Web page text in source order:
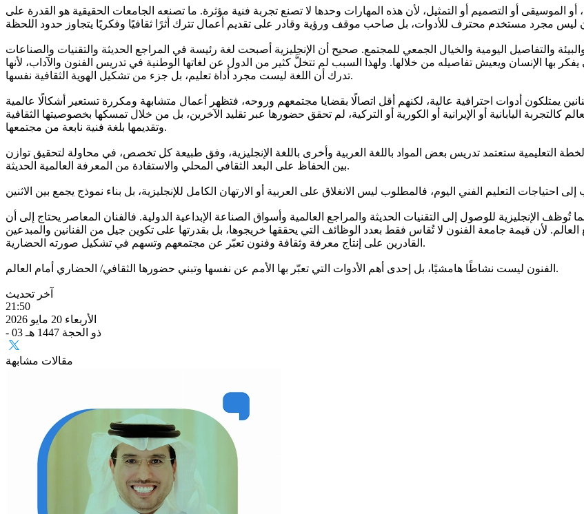
الموسيقى أو التصميم أو التمثيل، لأن هذه المهارات وحدها لا تصنع تجربة فنية مؤثرة. ما تصنعه الجامعات الحقيقية هو القدرة على
والتفاصيل اليومية والخيال الجمعي للمجتمع. صحيح أن الإنجليزية أصبحت لغة رئيسة في المراجع الحديثة والتقنيات والصناعات
يفكر بها الإنسان ويعيش تفاصيله من خلالها. ولهذا السبب لم تتخلَّ كثير من الدول عن لغاتها الوطنية في تدريس الفنون والآداب، لأنها
تدرك أن اللغة ليست مجرد أداة تعليم، بل جزء من تشكيل الهوية الثقافية نفسها.
يمتلكون أدوات احترافية عالية، لكنهم أقل اتصالًا بقضايا مجتمعهم وروحه، فتظهر أعمال متشابهة ومكررة تستعير أشكالًا عالمية
اليابانية أو الإيرانية أو الكورية أو التركية، لم تحقق حضورها عبر تقليد الآخرين، بل من خلال تمسكها بخصوصيتها الثقافية
وتقديمها بلغة فنية نابعة من مجتمعها.
التعليمية ستعتمد تدريس بعض المواد باللغة العربية وأخرى باللغة الإنجليزية، وفق طبيعة كل تخصص، في محاولة لتحقيق توازن
بين الحفاظ على البعد الثقافي المحلي والاستفادة من المعرفة العالمية الحديثة.
تُوظف الإنجليزية للوصول إلى التقنيات الحديثة والمراجع العالمية وأسواق الصناعة الإبداعية الدولية. فالفنان المعاصر يحتاج إلى أن
لأن قيمة جامعة الفنون لا تُقاس فقط بعدد الوظائف التي يحققها خريجوها، بل بقدرتها على تكوين جيل من الفنانين والمبدعين
القادرين على إنتاج معرفة وثقافة وفنون تعبّر عن مجتمعهم وتسهم في تشكيل صورته الحضارية.
الفنون ليست نشاطًا هامشيًا، بل إحدى أهم الأدوات التي تعبّر بها الأمم عن نفسها وتبني حضورها الثقافي/ الحضاري أمام العالم.
آخر تحديث
21:50
الأربعاء 20 مايو 2026
- 03 ذو الحجة 1447 هـ
مقالات مشابهة